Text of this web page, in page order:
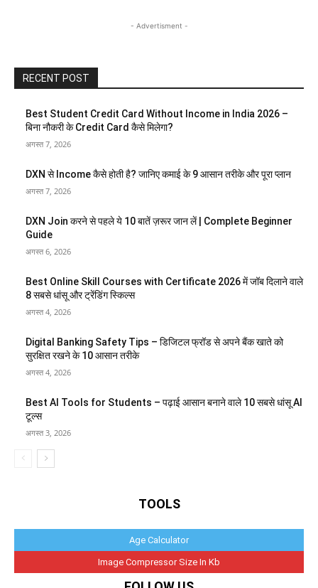
- Advertisment -
RECENT POST
Best Student Credit Card Without Income in India 2026 –
बिना नौकरी के Credit Card कैसे मिलेगा?
अगस्त 7, 2026
DXN से Income कैसे होती है? जानिए कमाई के 9 आसान तरीके और पूरा प्लान
अगस्त 7, 2026
DXN Join करने से पहले ये 10 बातें ज़रूर जान लें | Complete Beginner
Guide
अगस्त 6, 2026
Best Online Skill Courses with Certificate 2026 में जॉब दिलाने वाले
8 सबसे धांसू और ट्रेंडिंग स्किल्स
अगस्त 4, 2026
Digital Banking Safety Tips – डिजिटल फ्रॉड से अपने बैंक खाते को
सुरक्षित रखने के 10 आसान तरीके
अगस्त 4, 2026
Best AI Tools for Students – पढ़ाई आसान बनाने वाले 10 सबसे धांसू AI
टूल्स
अगस्त 3, 2026
TOOLS
Age Calculator
Image Compressor Size In Kb